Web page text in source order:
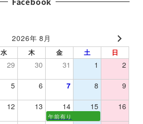
2026年 8月
水 木 金 土 日
29 30 31 1 2
5 6 7 8 9
12 13 14 15 16
午前有り